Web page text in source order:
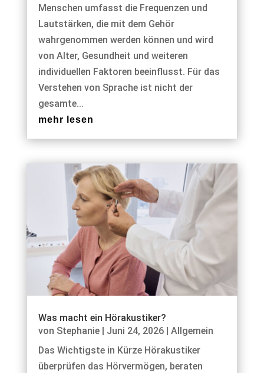
Menschen umfasst die Frequenzen und
Lautstärken, die mit dem Gehör
wahrgenommen werden können und wird
von Alter, Gesundheit und weiteren
individuellen Faktoren beeinflusst. Für das
Verstehen von Sprache ist nicht der
gesamte...
mehr lesen
Was macht ein Hörakustiker?
von Stephanie| Juni 24, 2026| Allgemein
Das Wichtigste in Kürze Hörakustiker
überprüfen das Hörvermögen, beraten